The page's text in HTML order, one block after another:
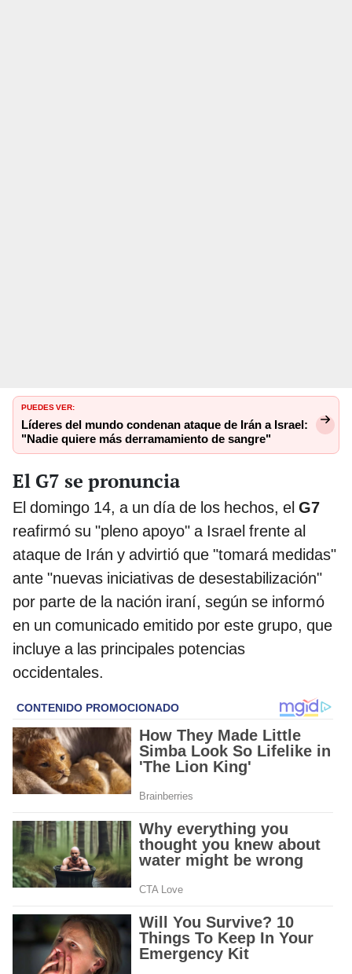
PUEDES VER:
Líderes del mundo condenan ataque de Irán a Israel:
"Nadie quiere más derramamiento de sangre"
El G7 se pronuncia
El domingo 14, a un día de los hechos, el G7
reafirmó su "pleno apoyo" a Israel frente al
ataque de Irán y advirtió que "tomará medidas"
ante "nuevas iniciativas de desestabilización"
por parte de la nación iraní, según se informó
en un comunicado emitido por este grupo, que
incluye a las principales potencias
occidentales.